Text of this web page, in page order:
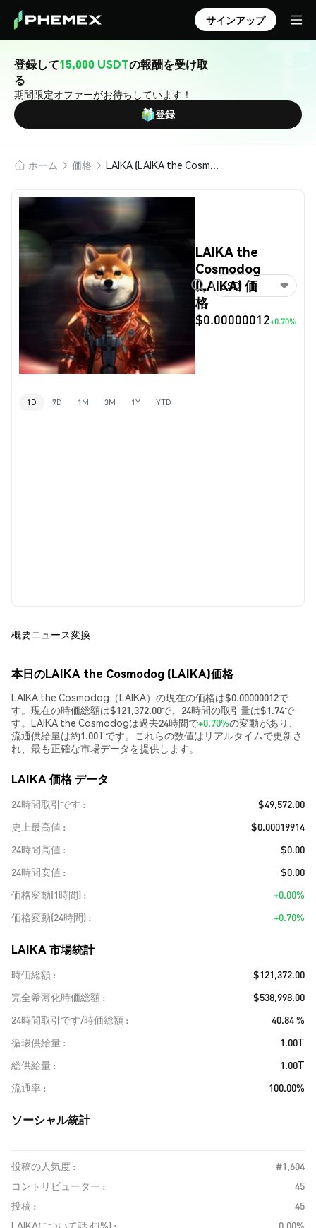
サインアップ
登録して15,000 USDTの報酬を受け取
る
期間限定オファーがお待ちしています！
登録
ホーム 価格 LAIKA (LAIKA the Cosmodog)
LAIKA the
Cosmodog
(LAIKA) 価
格
$0.00000012+0.70%
USD
1D 7D 1M 3M 1Y YTD
概要ニュース変換
本日のLAIKA the Cosmodog (LAIKA)価格
LAIKA the Cosmodog（LAIKA）の現在の価格は$0.00000012で
す。現在の時価総額は$121,372.00で、24時間の取引量は$1.74で
す。LAIKA the Cosmodogは過去24時間で+0.70%の変動があり、
流通供給量は約1.00Tです。これらの数値はリアルタイムで更新さ
れ、最も正確な市場データを提供します。
LAIKA 価格 データ
24時間取引です
$49,572.00
史上最高値
$0.00019914
24時間高値
$0.00
24時間安値
$0.00
価格変動(1時間)
+0.00%
価格変動(24時間)
+0.70%
LAIKA 市場統計
時価総額
$121,372.00
完全希薄化時価総額
$538,998.00
24時間取引です/時価総額
40.84 %
循環供給量
1.00T
総供給量
1.00T
流通率
100.00%
ソーシャル統計
投稿の人気度 :
#1,604
コントリビューター :
45
投稿 :
45
LAIKAについて話す(%) :
0.00%